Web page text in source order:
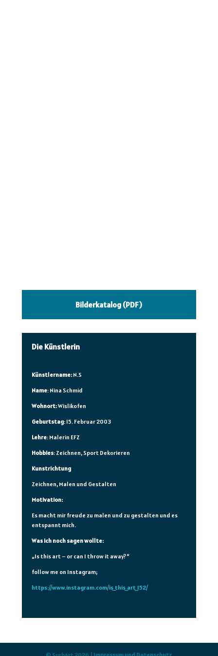
Bilderkatalog (PDF)
Die Künstlerin
Künstlername:N.S
Name: Nina Schmid
Wohnort:Wislikofen
Geburtstag: 15. Februar 2003
Lehre: Malerin EFZ
Hobbies: Zeichnen, Sport Dekorieren
Kunstrichtung
Zeichnen, Malen und Gestalten
Motivation:
Es macht mir freude zu malen und zu gestalten und es
entspannt mich.
Was ich noch sagen wollte:
„Is this art – or can I throw it away?“
follow me on Instagram;
https://www.instagram.com/is_this_art_152/